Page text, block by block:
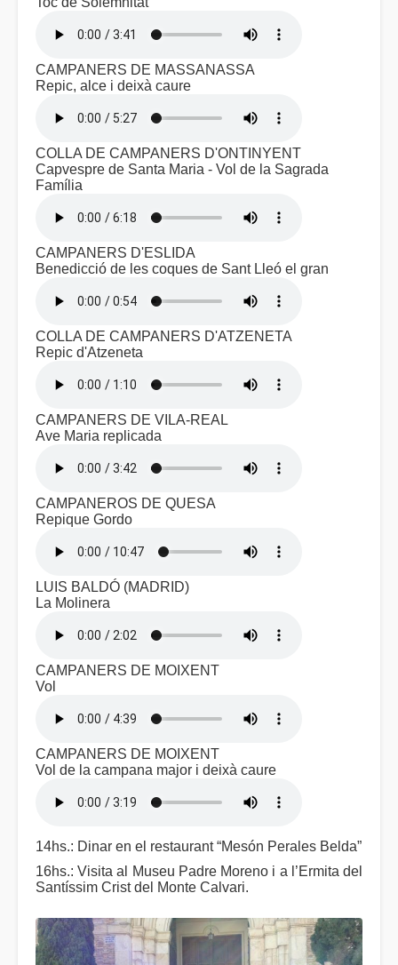
CAMPANERS DE MASSANASSA
Repic, alce i deixà caure
COLLA DE CAMPANERS D'ONTINYENT
Capvespre de Santa Maria - Vol de la Sagrada
Família
CAMPANERS D'ESLIDA
Benedicció de les coques de Sant Lleó el gran
COLLA DE CAMPANERS D'ATZENETA
Repic d'Atzeneta
CAMPANERS DE VILA-REAL
Ave Maria replicada
CAMPANEROS DE QUESA
Repique Gordo
LUIS BALDÓ (MADRID)
La Molinera
CAMPANERS DE MOIXENT
Vol
CAMPANERS DE MOIXENT
Vol de la campana major i deixà caure
14hs.: Dinar en el restaurant “Mesón Perales Belda”
16hs.: Visita al Museu Padre Moreno i a l’Ermita del
Santíssim Crist del Monte Calvari.